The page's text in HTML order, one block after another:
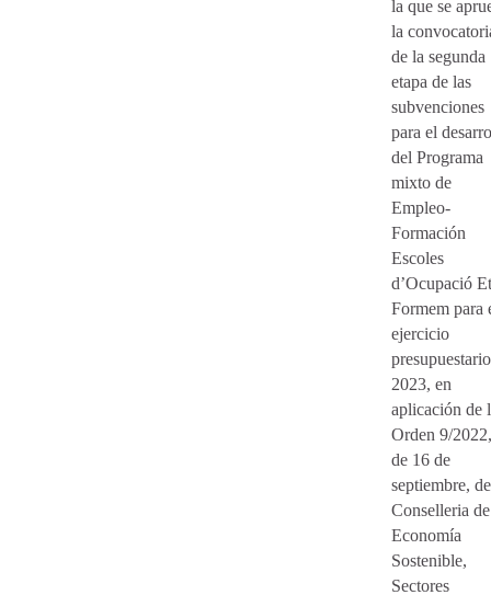
la que se
la
de la segunda
etapa de las
subvenciones
para el
del Programa
mixto de
Empleo-
Formación
Escoles
d’Ocupació Et
Formem para
ejercicio
presupuestario
2023, en
aplicación de
Orden 9/2022,
de 16 de
septiembre,
Conselleria de
Economía
Sostenible,
Sectores